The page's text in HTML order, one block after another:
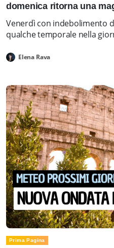
domenica ritorna una
Venerdì con indebolimento
qualche temporale nella
Elena Rava
Prima Pagina